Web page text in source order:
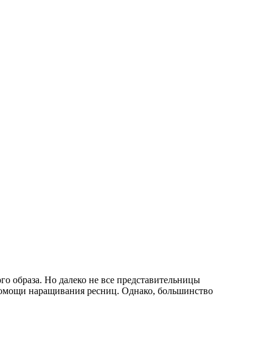
Но далеко не все представительницы
наращивания ресниц. Однако, большинство